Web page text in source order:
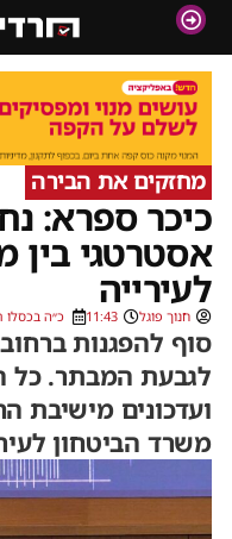
מחזקים את הבירה
כיכר ספרא:
אסטרטגי בין
לעירייה
חנוך פוגל 11:43 כ״ה בכסלו תשפ״ו
סוף להפגנות
לגבעת המבתר. כל
ועדכונים מישיבת
משרד הביטחון